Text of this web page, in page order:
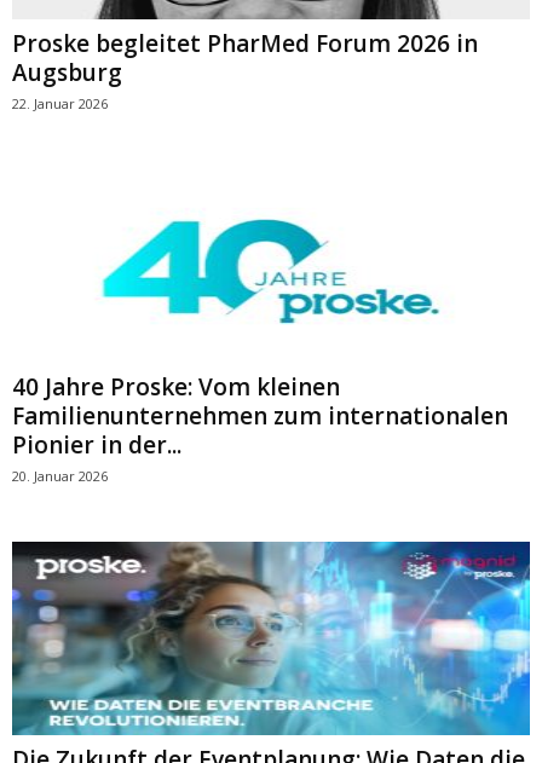
Proske begleitet PharMed Forum 2026 in
Augsburg
22. Januar 2026
40 Jahre Proske: Vom kleinen
Familienunternehmen zum internationalen
Pionier in der...
20. Januar 2026